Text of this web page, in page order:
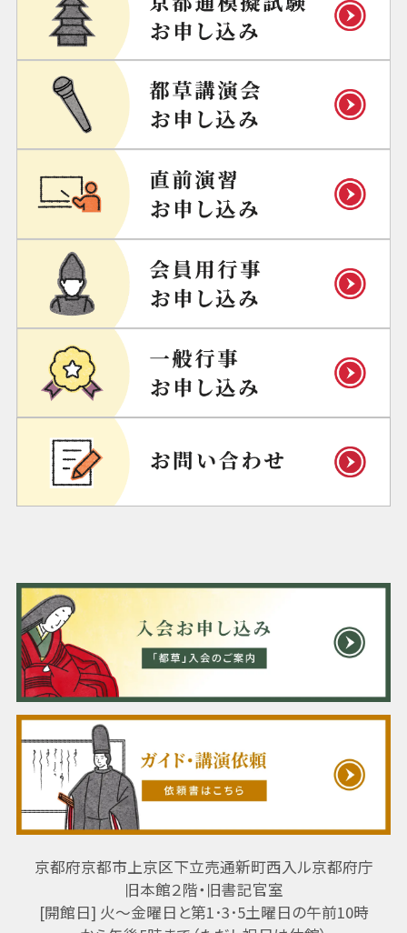
京都府京都市上京区下立売通新町西入ル京都府庁
旧本館２階・旧書記官室
[開館日] 火～金曜日と第1･3･5土曜日の午前10時